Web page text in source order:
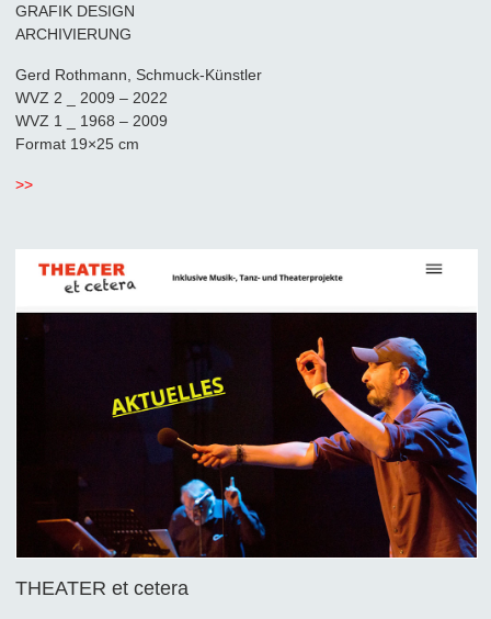
GRAFIK DESIGN
ARCHIVIERUNG
Gerd Rothmann, Schmuck-Künstler
WVZ 2 _ 2009 – 2022
WVZ 1 _ 1968 – 2009
Format 19×25 cm
>>
THEATER et cetera